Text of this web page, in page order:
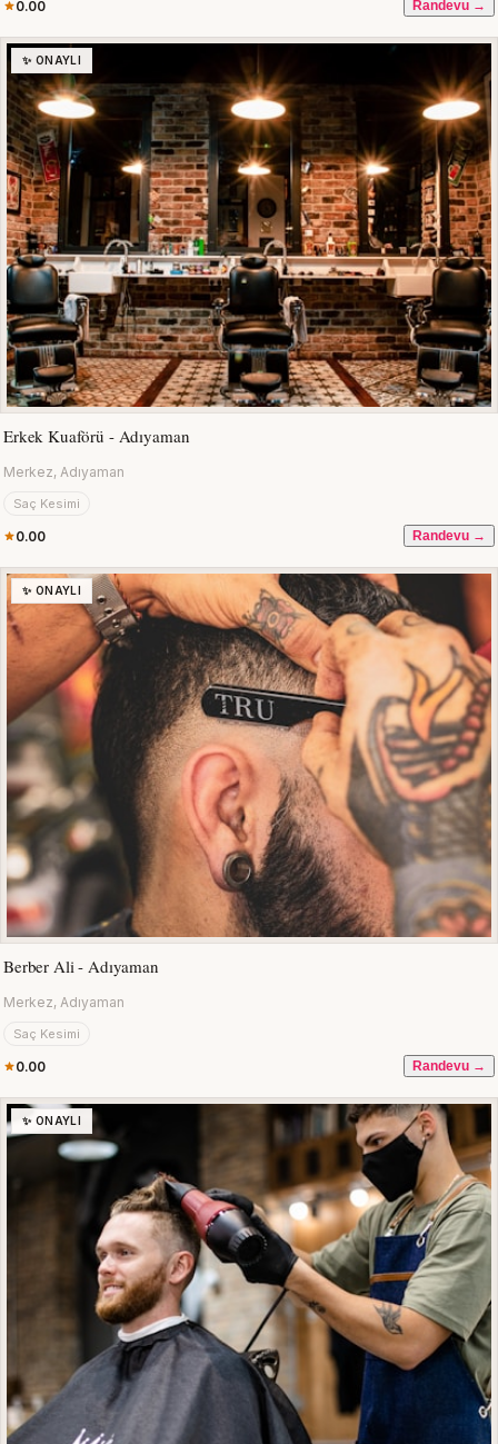
0.00 Randevu →
✨ ONAYLI
Erkek Kuaförü - Adıyaman
Merkez, Adıyaman
Saç Kesimi
0.00 Randevu →
✨ ONAYLI
Berber Ali - Adıyaman
Merkez, Adıyaman
Saç Kesimi
0.00 Randevu →
✨ ONAYLI